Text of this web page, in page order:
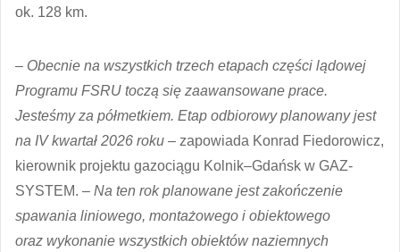
ok. 128 km.
– Obecnie na wszystkich trzech etapach części lądowej
Programu FSRU toczą się zaawansowane prace.
Jesteśmy za półmetkiem. Etap odbiorowy planowany jest
na IV kwartał 2026 roku – zapowiada Konrad Fiedorowicz,
kierownik projektu gazociągu Kolnik–Gdańsk w GAZ-
SYSTEM. – Na ten rok planowane jest zakończenie
spawania liniowego, montażowego i obiektowego
oraz wykonanie wszystkich obiektów naziemnych